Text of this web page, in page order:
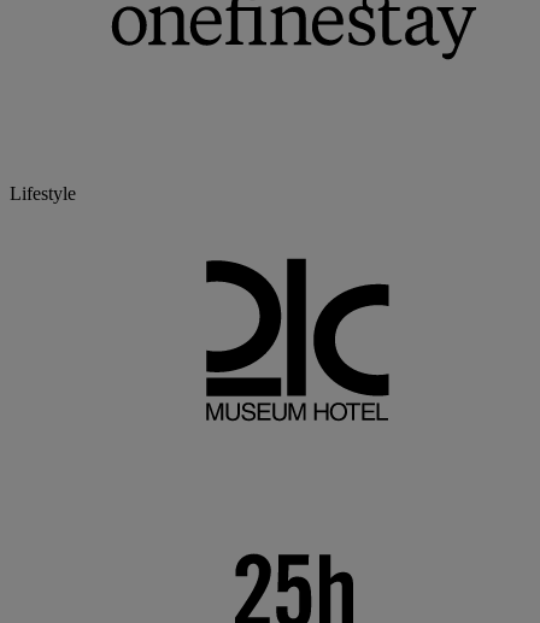
Lifestyle